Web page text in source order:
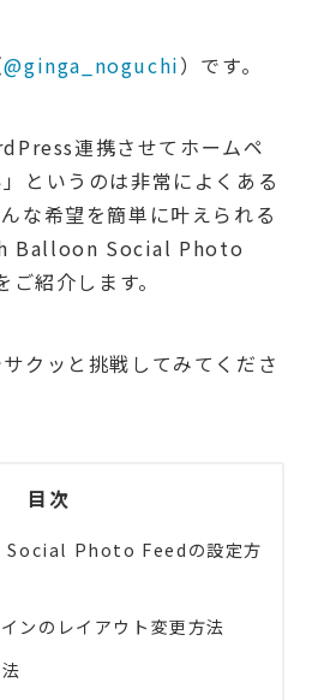
@ginga_noguchi）です。
連携させてホームペ
というのは非常によくある
な希望を簡単に叶えられる
Balloon Social Photo
紹介します。
クッと挑戦してみてくださ
目次
Photo Feedの設定方
ンのレイアウト変更方法